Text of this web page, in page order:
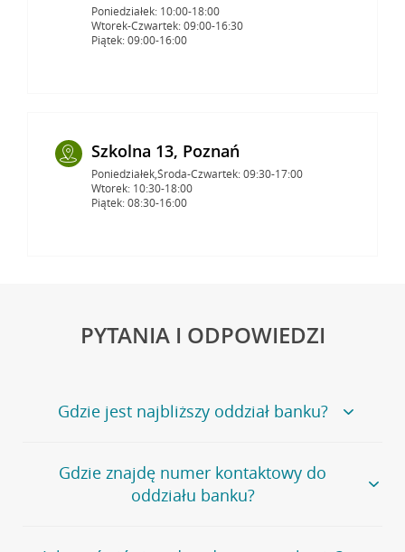
Poniedziałek: 10:00-18:00
Wtorek-Czwartek: 09:00-16:30
Piątek: 09:00-16:00
Szkolna 13, Poznań
Poniedziałek,Środa-Czwartek: 09:30-17:00
Wtorek: 10:30-18:00
Piątek: 08:30-16:00
PYTANIA I ODPOWIEDZI
Gdzie jest najbliższy oddział banku?
Jeśli szukasz oddziału naszego banku, zapraszamy na
stronęPlacówki i bankomaty, na której znajduje się
wygodna wyszukiwarka.
oddziałów
Gdzie znajdę numer kontaktowy do
oddziału banku?
Bank Credit Agricole nie udostępnia ogólnego numeru